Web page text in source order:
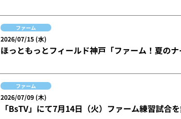
ファーム
2026/07/15 (水)
ほっともっとフィールド神戸「ファーム！夏のナ
ファーム
2026/07/09 (木)
「BsTV」にて7月14日（火）ファーム練習試合